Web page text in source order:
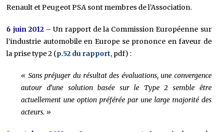
Renault et Peugeot PSA sont membres de l’Association.
6 juin 2012– Un rapport de la Commission Européenne sur
l’industrie automobile en Europe se prononce en faveur de
la prise type 2 (p.52 du rapport, pdf) :
« Sans préjuger du résultat des évaluations, une convergence
autour d’une solution basée sur le Type 2 semble être
actuellement une option préférée par une large majorité des
acteurs. »